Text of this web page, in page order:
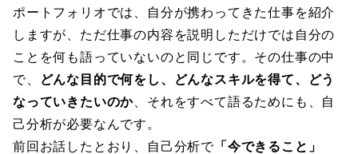
ポートフォリオでは、自分が携わってきた仕事を紹介
しますが、ただ仕事の内容を説明しただけでは自分の
ことを何も語っていないのと同じです。その仕事の中
で、
どんな目的で何をし、どんなスキルを得て、どう
なっていきたいのか 、それをすべて語るためにも、自
己分析が必要なんです。
前回お話したとおり、自己分析で 「今できること」